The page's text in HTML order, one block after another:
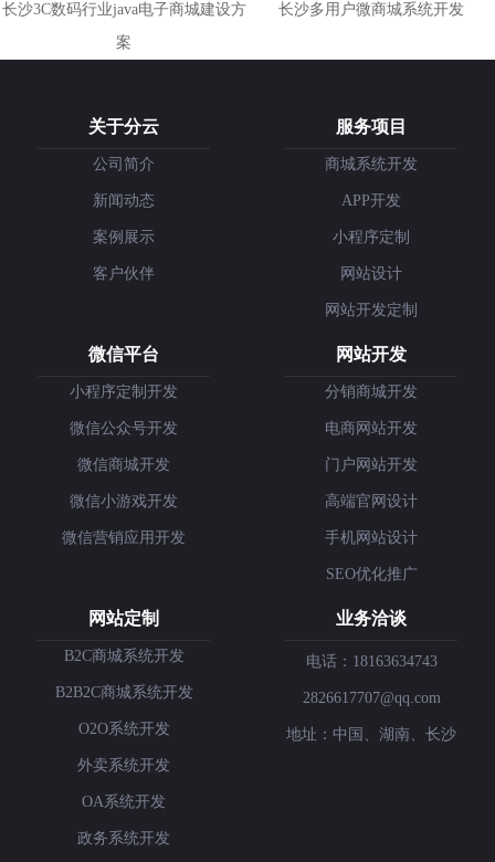
长沙3C数码行业java电子商城建设方
案
长沙多用户微商城系统开发
关于分云
公司简介
新闻动态
案例展示
客户伙伴
服务项目
商城系统开发
APP开发
小程序定制
网站设计
网站开发定制
微信平台
小程序定制开发
微信公众号开发
微信商城开发
微信小游戏开发
微信营销应用开发
网站开发
分销商城开发
电商网站开发
门户网站开发
高端官网设计
手机网站设计
SEO优化推广
网站定制
B2C商城系统开发
B2B2C商城系统开发
O2O系统开发
外卖系统开发
OA系统开发
政务系统开发
业务洽谈
电话：18163634743
2826617707@qq.com
地址：中国、湖南、长沙